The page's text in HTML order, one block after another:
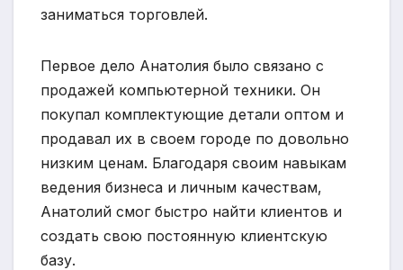
заниматься торговлей.
Первое дело Анатолия было связано с
продажей компьютерной техники. Он
покупал комплектующие детали оптом и
продавал их в своем городе по довольно
низким ценам. Благодаря своим навыкам
ведения бизнеса и личным качествам,
Анатолий смог быстро найти клиентов и
создать свою постоянную клиентскую
базу.